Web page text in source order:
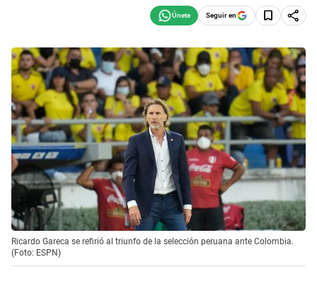
Seguir en
Ricardo Gareca se refirió al triunfo de la selección peruana ante Colombia.
(Foto: ESPN)